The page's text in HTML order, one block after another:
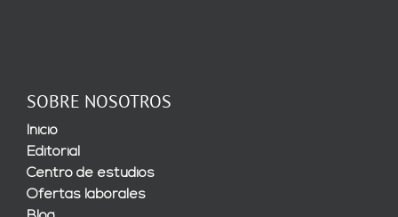
SOBRE NOSOTROS
Inicio
Editorial
Centro de estudios
Ofertas laborales